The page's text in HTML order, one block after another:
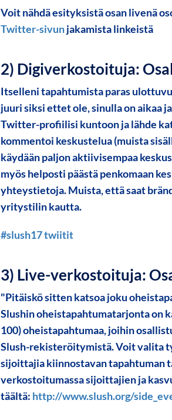
Voit nähdä esityksistä osan livenä
Twitter-sivunjakamista linkeistä
2) Digiverkostoituja:
Itselleni tapahtumista paras
juuri siksi ettet ole, sinulla on aikaa
Twitter-profiilisi kuntoon ja lähde
kommentoi keskustelua (muista
käydään paljon aktiivisempaa
myös helposti päästä penkomaan
yhteystietoja. Muista, että saat
yritystilin kautta.
#slush17 twiitit
3) Live-verkostoituja:
"Pitäiskö sitten katsoa joku
Slushin oheistapahtumatarjonta on
100) oheistapahtumaa, joihin
Slush-rekisteröitymistä. Voit valita
sijoittajia kiinnostavan tapahtuman
verkostoitumassa sijoittajien ja
täältä: http://www.slush.org/